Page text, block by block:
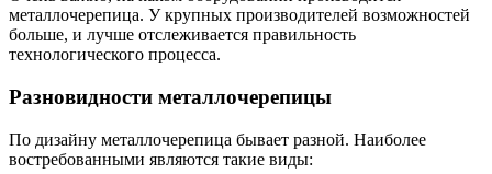
металлочерепица. У крупных производителей возможностей
больше, и лучше отслеживается правильность
технологического процесса.
Разновидности металлочерепицы
По дизайну металлочерепица бывает разной. Наиболее
востребованными являются такие виды: